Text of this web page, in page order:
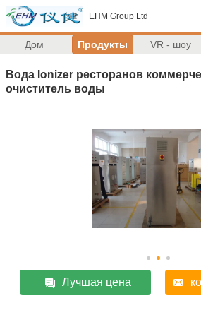
EHM Group Ltd
Дом Продукты VR - шоу
Вода Ionizer ресторанов
очиститель воды
Лучшая цена